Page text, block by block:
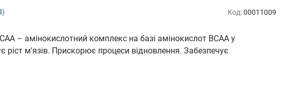
Код:00011009
– амінокислотний комплекс на базі амінокислот BCAA у
ріст м'язів. Прискорює процеси відновлення. Забезпечує